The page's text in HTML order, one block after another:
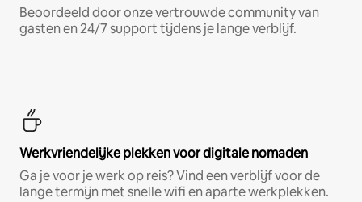
Beoordeeld door onze vertrouwde community van
gasten en 24/7 support tijdens je lange verblijf.
Werkvriendelijke plekken voor digitale nomaden
Ga je voor je werk op reis? Vind een verblijf voor de
lange termijn met snelle wifi en aparte werkplekken.